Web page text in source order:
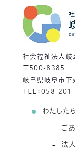
社会福祉法人岐
〒500-8385
岐阜県岐阜市
TEL：058-
わたした
ご
法